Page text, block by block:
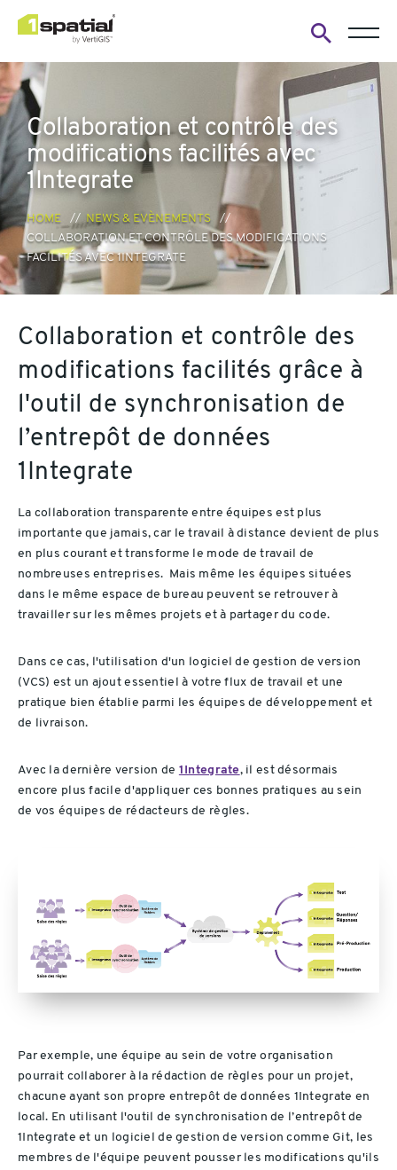
search
Collaboration et contrôle des
modifications facilités avec
1Integrate
HOME
NEWS & EVÈNEMENTS
COLLABORATION ET CONTRÔLE DES MODIFICATIONS
FACILITÉS AVEC 1INTEGRATE
Collaboration et contrôle des
modifications facilités grâce à
l'outil de synchronisation de
l’entrepôt de données
1Integrate
La collaboration transparente entre équipes est plus
importante que jamais, car le travail à distance devient de plus
en plus courant et transforme le mode de travail de
nombreuses entreprises. Mais même les équipes situées
dans le même espace de bureau peuvent se retrouver à
travailler sur les mêmes projets et à partager du code.
Dans ce cas, l'utilisation d'un logiciel de gestion de version
(VCS) est un ajout essentiel à votre flux de travail et une
pratique bien établie parmi les équipes de développement et
de livraison.
Avec la dernière version de 1Integrate, il est désormais
encore plus facile d'appliquer ces bonnes pratiques au sein
de vos équipes de rédacteurs de règles.
Par exemple, une équipe au sein de votre organisation
pourrait collaborer à la rédaction de règles pour un projet,
chacune ayant son propre entrepôt de données 1Integrate en
local. En utilisant l'outil de synchronisation de l’entrepôt de
1Integrate et un logiciel de gestion de version comme Git, les
membres de l'équipe peuvent pousser les modifications qu'ils